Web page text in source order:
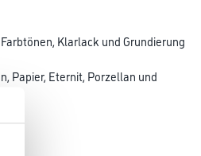
Klarlack und Grundierung
Papier, Eternit, Porzellan und